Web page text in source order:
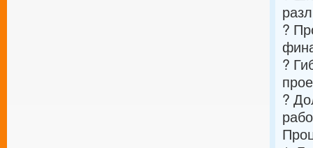
?
?
?